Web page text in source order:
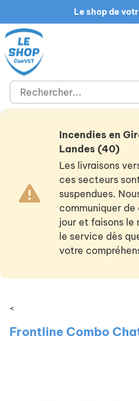
Le shop de
Incendies en
Landes (40)
Les livraisons
ces secteurs
suspendues.
communiquer
jour et faisons le
le service dès
votre
<
Frontline Combo